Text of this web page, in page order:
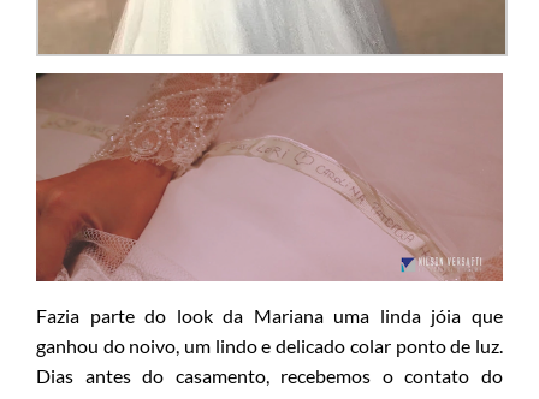
Fazia parte do look da Mariana uma linda jóia que
ganhou do noivo, um lindo e delicado colar ponto de luz.
Dias antes do casamento, recebemos o contato do